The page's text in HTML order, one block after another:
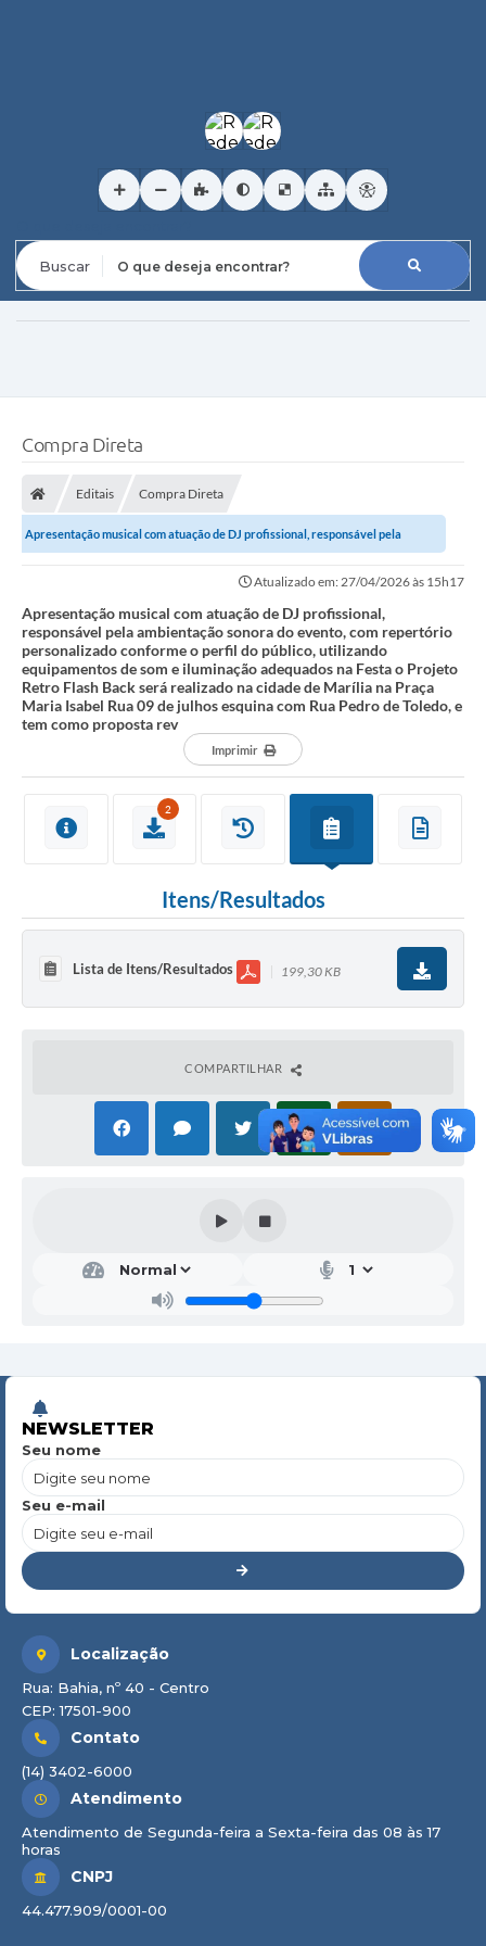
Compra Direta
Editais Compra Direta
Apresentação musical com atuação de DJ profissional, responsável pela
Atualizado em: 27/04/2026 às 15h17
Apresentação musical com atuação de DJ profissional,
responsável pela ambientação sonora do evento, com repertório
personalizado conforme o perfil do público, utilizando
equipamentos de som e iluminação adequados na Festa o Projeto
Retro Flash Back será realizado na cidade de Marília na Praça
Maria Isabel Rua 09 de julhos esquina com Rua Pedro de Toledo, e
tem como proposta rev
Imprimir
2
Itens/Resultados
Lista de Itens/Resultados 199,30 KB
COMPARTILHAR
NEWSLETTER
Seu nome
Seu e-mail
Localização
Rua: Bahia, nº 40 - Centro
CEP: 17501-900
Contato
(14) 3402-6000
Atendimento
Atendimento de Segunda-feira a Sexta-feira das 08 às 17
horas
CNPJ
44.477.909/0001-00